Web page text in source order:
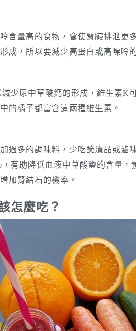
含量高的食物，會使腎臟排泄更
成，所以要減少高蛋白或高嘌呤
少尿中草酸鈣的形成，維生素K
的橘子都富含這兩種維生素。
過多的調味料，少吃醃漬品或滷
有助降低血液中草酸鹽的含量，
加腎結石的機率。
怎麼吃？